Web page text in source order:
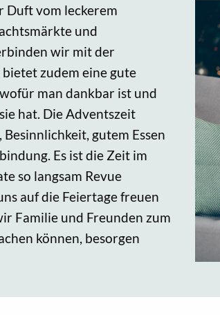
Duft vom leckerem
und
wir mit der
zudem eine gute
man dankbar ist und
hat. Die Adventszeit
gutem Essen
Es ist die Zeit im
so langsam Revue
auf die Feiertage freuen
Familie und Freunden zum
können, besorgen